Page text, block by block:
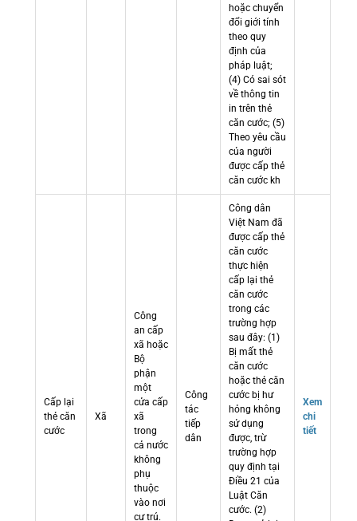
hoặc chuyển
đổi giới tính
theo quy
định của
pháp luật;
(4) Có sai sót
về thông tin
in trên thẻ
căn cước; (5)
Theo yêu cầu
của người
được cấp thẻ
căn cước kh
Cấp lại
thẻ căn
cước
Xã
Công
an cấp
xã hoặc
Bộ
phận
một
cửa cấp
xã
trong
cả nước
không
phụ
thuộc
vào nơi
cư trú.
Công
tác
tiếp
dân
Công dân
Việt Nam đã
được cấp thẻ
căn cước
thực hiện
cấp lại thẻ
căn cước
trong các
trường hợp
sau đây: (1)
Bị mất thẻ
căn cước
hoặc thẻ căn
cước bị hư
hỏng không
sử dụng
được, trừ
trường hợp
quy định tại
Điều 21 của
Luật Căn
cước. (2)
Xem
chi
tiết